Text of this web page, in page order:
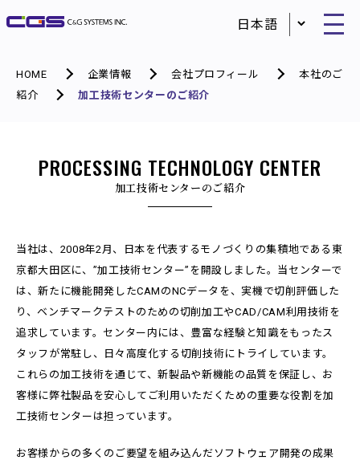
HOME 企業情報 会社プロフィール
本社のご
紹介
加工技術センターのご紹介
PROCESSING TECHNOLOGY CENTER
加工技術センターのご紹介
当社は、2008年2月、日本を代表するモノづくりの集積地である東
京都大田区に、”加工技術センター”を開設しました。当センターで
は、新たに機能開発したCAMのNCデータを、実機で切削評価した
り、ベンチマークテストのための切削加工やCAD/CAM利用技術を
追求しています。センター内には、豊富な経験と知識をもったス
タッフが常駐し、日々高度化する切削技術にトライしています。
これらの加工技術を通じて、新製品や新機能の品質を保証し、お
客様に弊社製品を安心してご利用いただくための重要な役割を加
工技術センターは担っています。
お客様からの多くのご要望を組み込んだソフトウェア開発の成果